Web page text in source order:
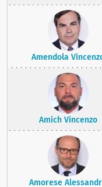
Amendola
Amich Vincenzo
Amorese